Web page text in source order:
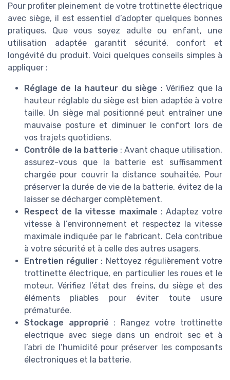
Pour profiter pleinement de votre trottinette électrique
avec siège, il est essentiel d’adopter quelques bonnes
pratiques. Que vous soyez adulte ou enfant, une
utilisation adaptée garantit sécurité, confort et
longévité du produit. Voici quelques conseils simples à
appliquer :
Réglage de la hauteur du siège : Vérifiez que la
hauteur réglable du siège est bien adaptée à votre
taille. Un siège mal positionné peut entraîner une
mauvaise posture et diminuer le confort lors de
vos trajets quotidiens.
Contrôle de la batterie : Avant chaque utilisation,
assurez-vous que la batterie est suffisamment
chargée pour couvrir la distance souhaitée. Pour
préserver la durée de vie de la batterie, évitez de la
laisser se décharger complètement.
Respect de la vitesse maximale : Adaptez votre
vitesse à l’environnement et respectez la vitesse
maximale indiquée par le fabricant. Cela contribue
à votre sécurité et à celle des autres usagers.
Entretien régulier : Nettoyez régulièrement votre
trottinette électrique, en particulier les roues et le
moteur. Vérifiez l’état des freins, du siège et des
éléments pliables pour éviter toute usure
prématurée.
Stockage approprié : Rangez votre trottinette
electrique avec siege dans un endroit sec et à
l’abri de l’humidité pour préserver les composants
électroniques et la batterie.